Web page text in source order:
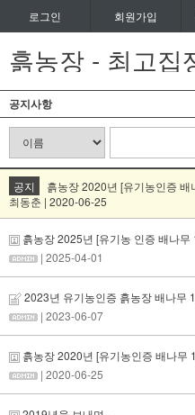
로그인 회원가입
흙농장 - 최고집
공지사항
공지
흙농장 2020년 [유기농인증
최동춘 | 2020-06-25
흙농장 2025년 [유기농 인증 배나무
| 2025-04-01
2023년 유기농인증 흙농장 배나무
| 2023-06-07
흙농장 2020년 [유기농인증 배나무
| 2020-06-25